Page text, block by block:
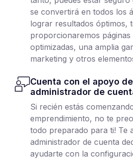
se convertirá en todos los
lograr resultados óptimos,
proporcionaremos páginas
optimizadas, una amplia
marketing y otros
Cuenta con el apoyo
administrador de
Si recién estás
emprendimiento, no te
todo preparado para ti! Te
administrador de cuenta
ayudarte con la